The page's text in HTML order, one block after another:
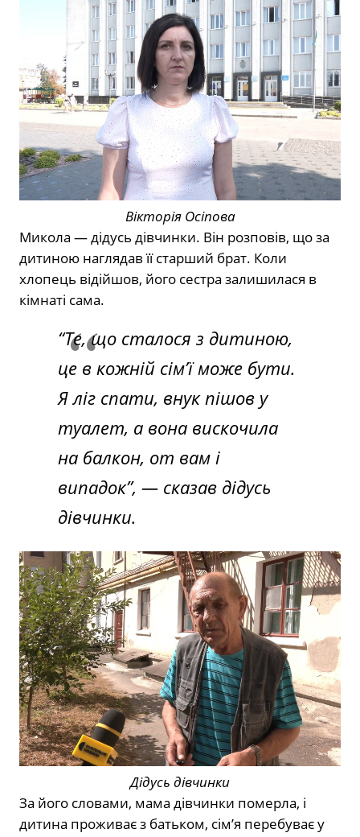
Вікторія Осіпова
Микола — дідусь дівчинки. Він розповів, що за
дитиною наглядав її старший брат. Коли
хлопець відійшов, його сестра залишилася в
кімнаті сама.
“Те, що сталося з дитиною,
це в кожній сім’ї може бути.
Я ліг спати, внук пішов у
туалет, а вона вискочила
на балкон, от вам і
випадок”, — сказав дідусь
дівчинки.
Дідусь дівчинки
За його словами, мама дівчинки померла, і
дитина проживає з батьком, сім’я перебуває у